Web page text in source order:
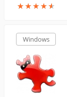
★★★★★
★★★★★
Windows